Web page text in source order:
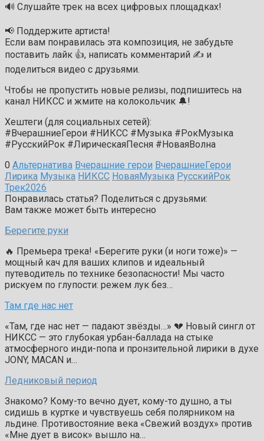
🔊 Слушайте трек на всех цифровых площадках!
📢 Поддержите артиста!
Если вам понравилась эта композиция, не забудьте
поставить лайк 👍, написать комментарий ✍️ и
поделиться видео с друзьями.
Чтобы не пропустить новые релизы, подпишитесь на
канал НИКСС и жмите на колокольчик 🔔!
Хештеги (для социальных сетей):
#ВчерашниеГерои #НИКСС #Музыка #РокМузыка
#РусскийРок #ЛирическаяПесня #НоваяВолна
0 Альтернатива Вчерашние герои ВчерашниеГерои
Лирика Музыка НИКСС НоваяМузыка РусскийРок
Трек2026
Понравилась статья? Поделиться с друзьями:
Вам также может быть интересно
Берегите руки
🔥 Премьера трека! «Берегите руки (и ноги тоже)» —
мощный кач для ваших клипов и идеальный
путеводитель по технике безопасности! Мы часто
рискуем по глупости: режем лук без…
Там где нас нет
«Там, где нас нет — падают звёзды…» 💔 Новый сингл от
НИКСС — это глубокая урбан-баллада на стыке
атмосферного инди-попа и пронзительной лирики в духе
JONY, MACAN и…
Ледниковый период
Знакомо? Кому-то вечно дует, кому-то душно, а ты
сидишь в куртке и чувствуешь себя полярником на
льдине. Противостояние века «Свежий воздух» против
«Мне дует в висок» вышло на…